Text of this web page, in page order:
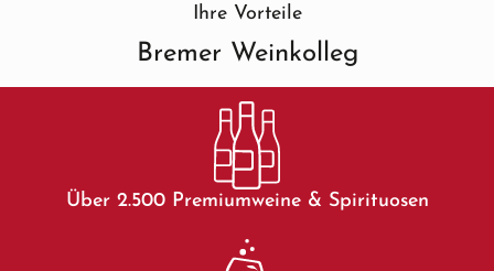
Ihre Vorteile
Bremer Weinkolleg
Über 2.500 Premiumweine & Spirituosen